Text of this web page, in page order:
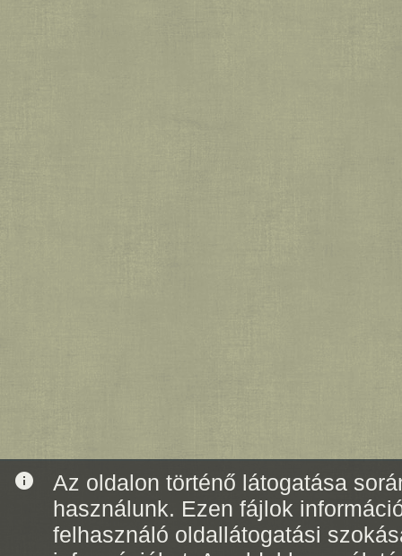
info
Az oldalon történő látogatása
használunk. Ezen fájlok
felhasználó oldallátogatási